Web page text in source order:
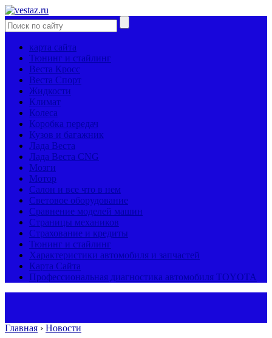
карта сайта
Тюнинг и стайлинг
Веста Кросс
Веста Спорт
Жидкости
Климат
Колеса
Коробка передач
Кузов и багажник
Лада Веста
Лада Веста CNG
Мозги
Мотор
Салон и все что в нем
Световое оборудование
Сравнение моделей машин
Страницы механиков
Страхование и кредиты
Тюнинг и стайлинг
Характеристики автомобиля и запчастей
Карта Сайта
Профессиональная диагностика автомобиля TOYOTA
Главная › Новости